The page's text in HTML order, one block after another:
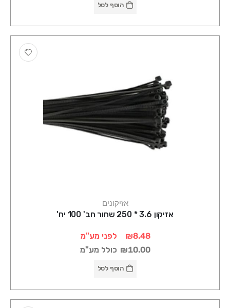
הוסף לסל
אזיקונים
אזיקון 3.6 * 250 שחור חב' 100 יח'
₪8.48
לפני מע"מ
₪10.00 כולל מע"מ
הוסף לסל